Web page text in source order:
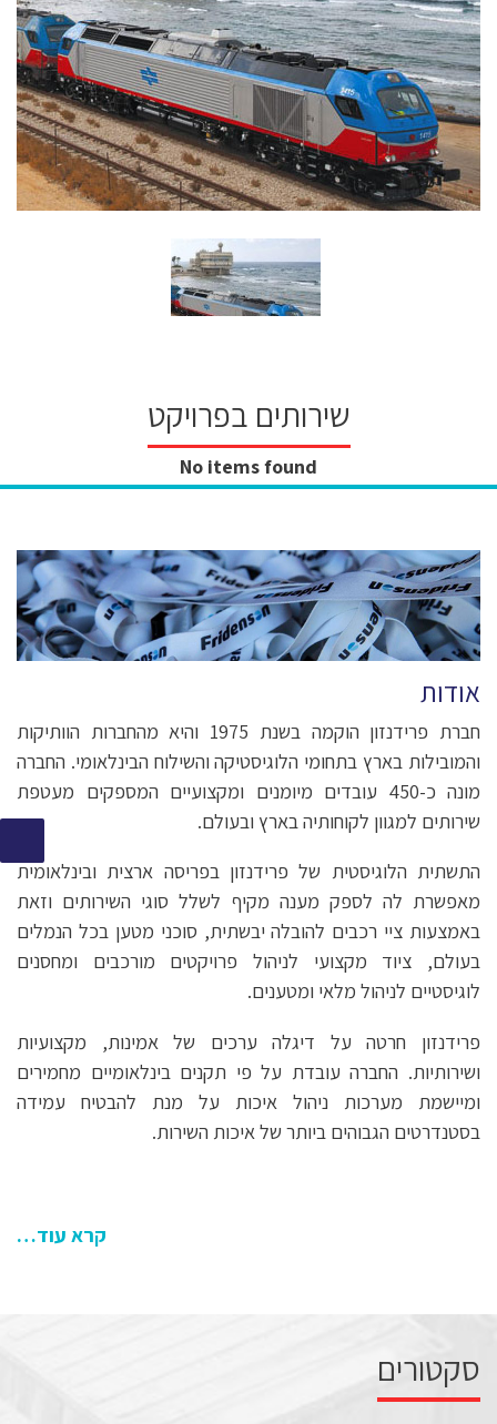
שירותים בפרויקט
No items found
אודות
חברת פרידנזון הוקמה בשנת 1975 והיא מהחברות הוותיקות
והמובילות בארץ בתחומי הלוגיסטיקה והשילוח הבינלאומי. החברה
מונה כ-450 עובדים מיומנים ומקצועיים המספקים מעטפת
שירותים למגוון לקוחותיה בארץ ובעולם.
התשתית הלוגיסטית של פרידנזון בפריסה ארצית ובינלאומית
מאפשרת לה לספק מענה מקיף לשלל סוגי השירותים וזאת
באמצעות ציי רכבים להובלה יבשתית, סוכני מטען בכל הנמלים
בעולם, ציוד מקצועי לניהול פרויקטים מורכבים ומחסנים
לוגיסטיים לניהול מלאי ומטענים.
פרידנזון חרטה על דיגלה ערכים של אמינות, מקצועיות
ושירותיות. החברה עובדת על פי תקנים בינלאומיים מחמירים
ומיישמת מערכות ניהול איכות על מנת להבטיח עמידה
בסטנדרטים הגבוהים ביותר של איכות השירות.
קרא עוד…
סקטורים